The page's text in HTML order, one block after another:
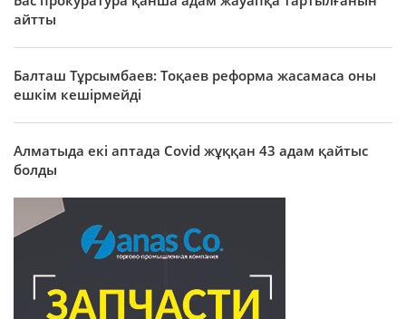
айтты
Балташ Тұрсымбаев: Тоқаев реформа жасамаса оны
ешкім кешірмейді
Алматыда екі аптада Covid жұққан 43 адам қайтыс
болды